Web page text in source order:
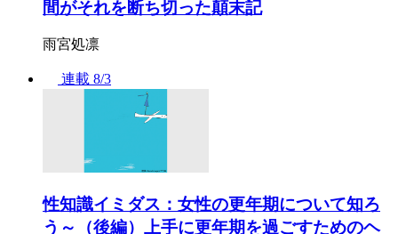
間がそれを断ち切った顛末記
雨宮処凛
連載 8/3
性知識イミダス：女性の更年期について知ろ
う～（後編）上手に更年期を過ごすためのヘ